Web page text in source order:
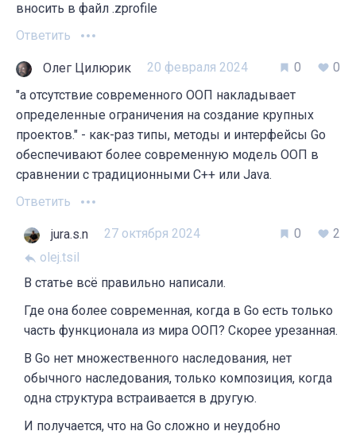
вносить в файл .zprofile
Ответить
Олег Цилюрик 20 февраля 2024 0
0
"а отсутствие современного ООП накладывает
определенные ограничения на создание крупных
проектов." - как-раз типы, методы и интерфейсы Go
обеспечивают более современную модель ООП в
сравнении с традиционными C++ или Java.
Ответить
jura.s.n
27 октября 2024
olej.tsil
0 2
В статье всё правильно написали.
Где она более современная, когда в Go есть только
часть функционала из мира ООП? Скорее урезанная.
В Go нет множественного наследования, нет
обычного наследования, только композиция, когда
одна структура встраивается в другую.
И получается, что на Go сложно и неудобно